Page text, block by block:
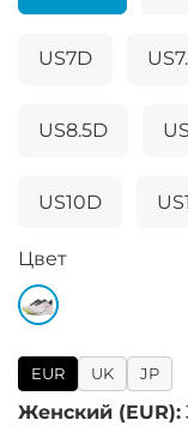
US7D
US8.5D
US10D
Цвет
EUR UK JP
Женский (EUR):